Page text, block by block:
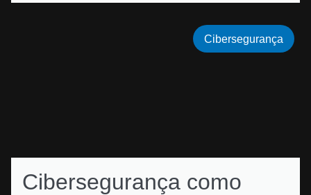
Cibersegurança como
Cibersegurança